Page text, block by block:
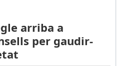
arriba a
per gaudir-